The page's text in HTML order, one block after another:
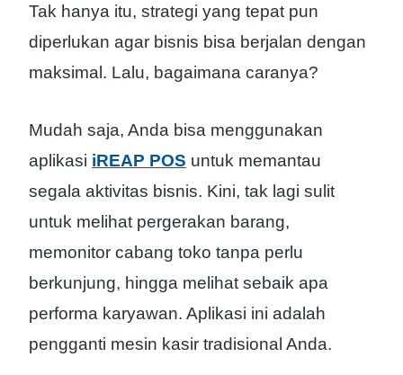
Tak hanya itu, strategi yang tepat pun
diperlukan agar bisnis bisa berjalan dengan
maksimal. Lalu, bagaimana caranya?
Mudah saja, Anda bisa menggunakan
aplikasi iREAP POS untuk memantau
segala aktivitas bisnis. Kini, tak lagi sulit
untuk melihat pergerakan barang,
memonitor cabang toko tanpa perlu
berkunjung, hingga melihat sebaik apa
performa karyawan. Aplikasi ini adalah
pengganti mesin kasir tradisional Anda.